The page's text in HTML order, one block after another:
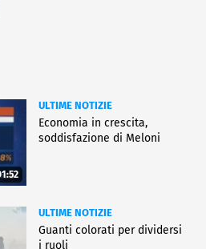
ULTIME NOTIZIE
Economia in crescita,
soddisfazione di Meloni
ULTIME NOTIZIE
Guanti colorati per dividersi
i ruoli